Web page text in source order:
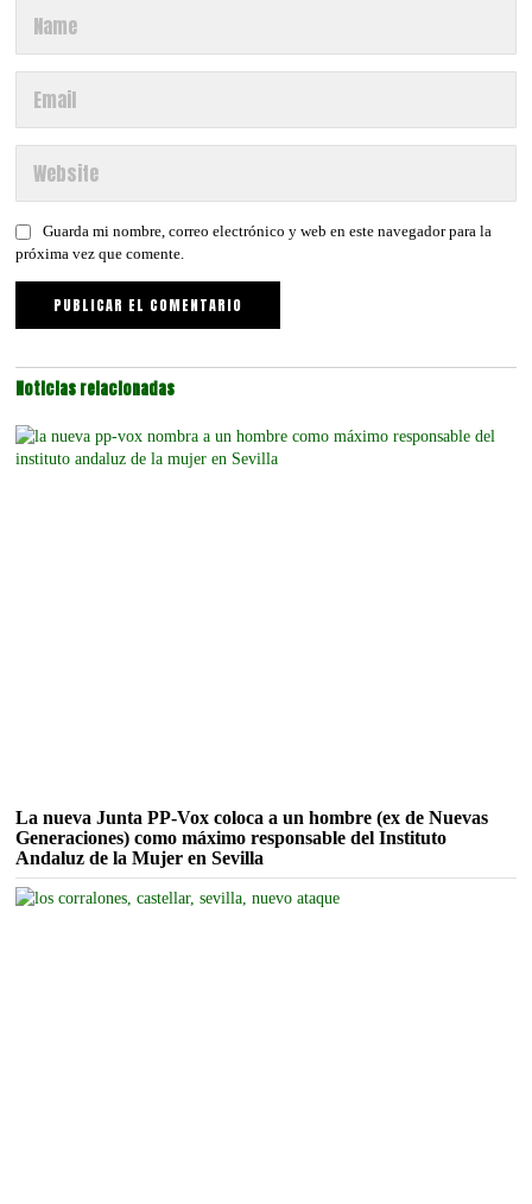
Guarda mi nombre, correo electrónico y web en este navegador para la
próxima vez que comente.
Noticias relacionadas
La nueva Junta PP-Vox coloca a un hombre (ex de Nuevas
Generaciones) como máximo responsable del Instituto
Andaluz de la Mujer en Sevilla